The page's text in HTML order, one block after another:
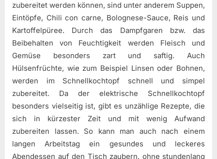
zubereitet werden können, sind unter anderem Suppen,
Eintöpfe, Chili con carne, Bolognese-Sauce, Reis und
Kartoffelpüree. Durch das Dampfgaren bzw. das
Beibehalten von Feuchtigkeit werden Fleisch und
Gemüse besonders zart und saftig. Auch
Hülsenfrüchte, wie zum Beispiel Linsen oder Bohnen,
werden im Schnellkochtopf schnell und simpel
zubereitet. Da der elektrische Schnellkochtopf
besonders vielseitig ist, gibt es unzählige Rezepte, die
sich in kürzester Zeit und mit wenig Aufwand
zubereiten lassen. So kann man auch nach einem
langen Arbeitstag ein gesundes und leckeres
Abendessen auf den Tisch zaubern, ohne stundenlang